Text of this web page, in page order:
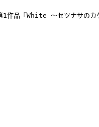
品『White 〜セツナ